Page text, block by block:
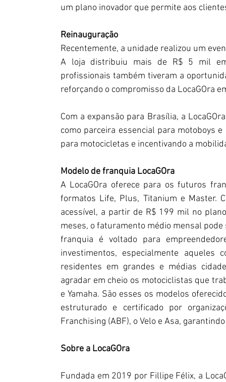
um plano inovador que permite aos
Reinauguração
Recentemente, a unidade realizou um
A loja distribuiu mais de R$ 5 mil
profissionais também tiveram a
reforçando o compromisso da LocaGOra
Com a expansão para Brasília, a
como parceira essencial para motoboys
para motocicletas e incentivando a
Modelo de franquia LocaGOra
A LocaGOra oferece para os futuros
formatos Life, Plus, Titanium e Master.
acessível, a partir de R$ 199 mil no
meses, o faturamento médio mensal
franquia é voltado para
investimentos, especialmente
residentes em grandes e médias
agradar em cheio os motociclistas que
e Yamaha. São esses os modelos
estruturado e certificado por
Franchising (ABF), o Velo e Asa,
Sobre a LocaGOra
Fundada em 2019 por Fillipe Félix, a